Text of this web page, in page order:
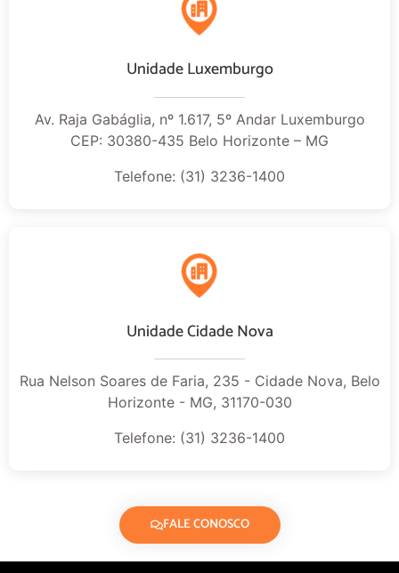
Unidade Luxemburgo
Av. Raja Gabáglia, nº 1.617, 5º Andar Luxemburgo
CEP: 30380-435 Belo Horizonte – MG
Telefone: (31) 3236-1400
Unidade Cidade Nova
Rua Nelson Soares de Faria, 235 - Cidade Nova, Belo
Horizonte - MG, 31170-030
Telefone: (31) 3236-1400
FALE CONOSCO